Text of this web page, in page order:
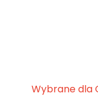
Wybrane dla